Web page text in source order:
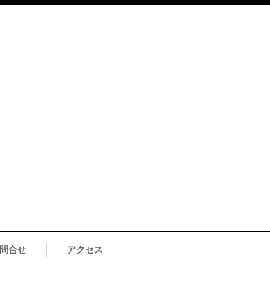
問合せ アクセス